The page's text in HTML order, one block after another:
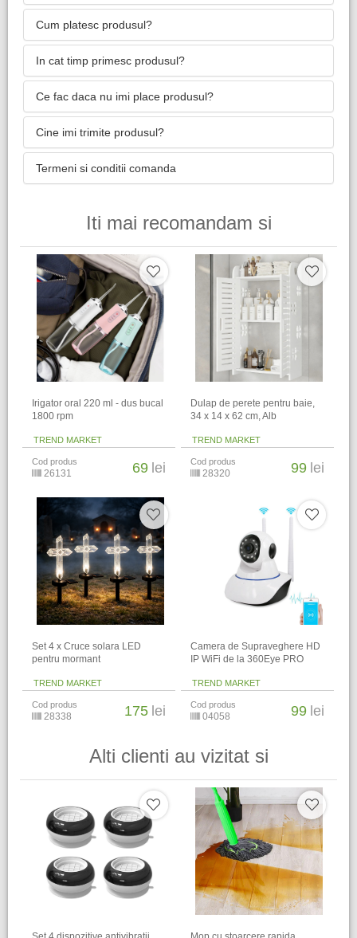
Cum platesc produsul?
In cat timp primesc produsul?
Ce fac daca nu imi place produsul?
Cine imi trimite produsul?
Termeni si conditii comanda
Iti mai recomandam si
Irigator oral 220 ml - dus bucal
1800 rpm
TREND MARKET
Cod produs
26131 69 lei
Dulap de perete pentru baie,
34 x 14 x 62 cm​, Alb
TREND MARKET
Cod produs
28320 99 lei
Set 4 x Cruce solara LED
pentru mormant
TREND MARKET
Cod produs
28338 175 lei
Camera de Supraveghere HD
IP WiFi de la 360Eye PRO
TREND MARKET
Cod produs
04058 99 lei
Alti clienti au vizitat si